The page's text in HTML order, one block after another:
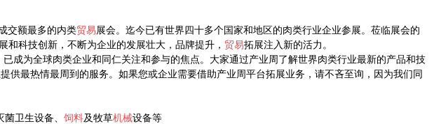
交额最多的内类贸易展会。迄今已有世界四十多个国家和地区的肉类行业企业参展。莅临展会的
科技创新，不断为企业的发展壮大，品牌提升， 贸易拓展注入新的活力。
已成为全球肉类企业和同仁关注和参与的焦点。大家通过产业周了解世界肉类行业最新的产品和技
最热情最周到的服务。如果您或企业需要借助产业周平台拓展业务，请不吝至询，因为我们同
卫生设备、 饲料及牧草机械设备等